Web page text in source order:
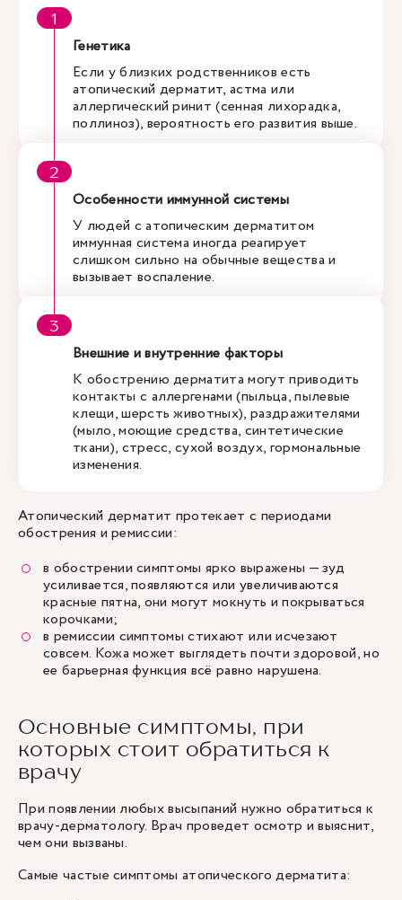
Генетика
Если у близких родственников есть
атопический дерматит, астма или
аллергический ринит (сенная лихорадка,
поллиноз), вероятность его развития выше.
Особенности иммунной системы
У людей с атопическим дерматитом
иммунная система иногда реагирует
слишком сильно на обычные вещества и
вызывает воспаление.
Внешние и внутренние факторы
К обострению дерматита могут приводить
контакты с аллергенами (пыльца, пылевые
клещи, шерсть животных), раздражителями
(мыло, моющие средства, синтетические
ткани), стресс, сухой воздух, гормональные
изменения.
Атопический дерматит протекает с периодами
обострения и ремиссии:
в обострении симптомы ярко выражены — зуд
усиливается, появляются или увеличиваются
красные пятна, они могут мокнуть и покрываться
корочками;
в ремиссии симптомы стихают или исчезают
совсем. Кожа может выглядеть почти здоровой, но
ее барьерная функция всё равно нарушена.
Основные симптомы, при
которых стоит обратиться к
врачу
При появлении любых высыпаний нужно обратиться к
врачу-дерматологу. Врач проведет осмотр и выяснит,
чем они вызваны.
Самые частые симптомы атопического дерматита: